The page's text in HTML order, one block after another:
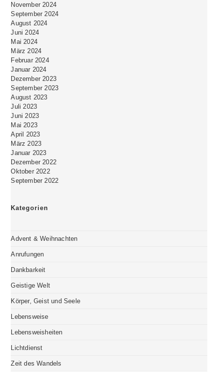
November 2024
September 2024
August 2024
Juni 2024
Mai 2024
März 2024
Februar 2024
Januar 2024
Dezember 2023
September 2023
August 2023
Juli 2023
Juni 2023
Mai 2023
April 2023
März 2023
Januar 2023
Dezember 2022
Oktober 2022
September 2022
Kategorien
Advent & Weihnachten
Anrufungen
Dankbarkeit
Geistige Welt
Körper, Geist und Seele
Lebensweise
Lebensweisheiten
Lichtdienst
Zeit des Wandels